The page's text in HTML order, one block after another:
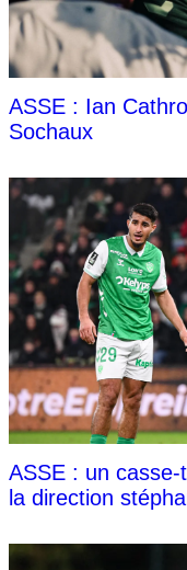
ASSE : Ian
Sochaux
ASSE : un
la direction